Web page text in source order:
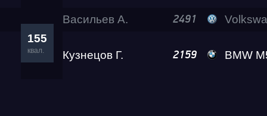
155
квал.
Васильев А. 2491
Кузнецов Г. 2159 BMW M5